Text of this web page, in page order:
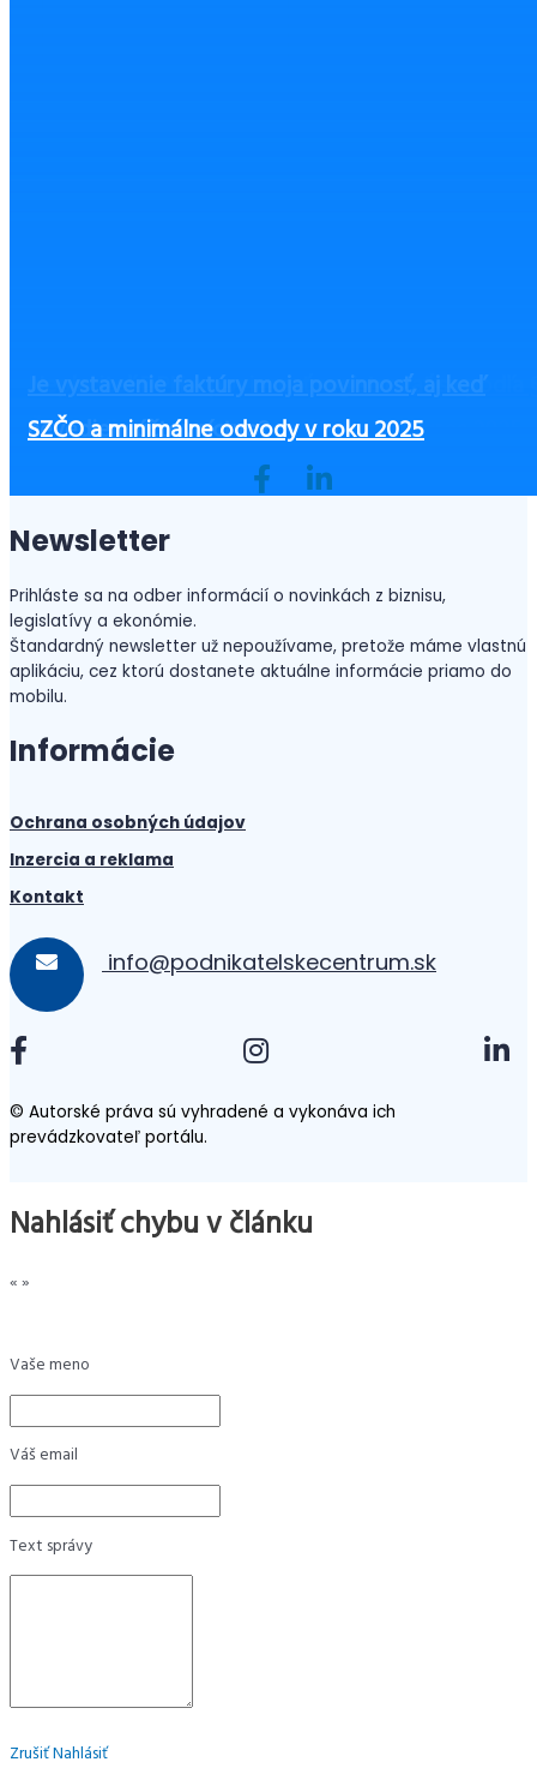
Zamestnávatelia pozor! Sociálna poisťovňa
povinné lehoty na predkladanie ELDZ
Účtovníctvo v Maďarsku – prehľad kľúčových
informácií
Československý daňový a účtovný kongres 2025
Neplatiteľ DPH a povinnosť registrovať sa podľa
a §7a zákona o DPH
Je vystavenie faktúry moja povinnosť, aj keď
nevediem účtovníctvo?
SZČO a minimálne odvody v roku 2025
Newsletter
Prihláste sa na odber informácií o novinkách z biznisu,
legislatívy a ekonómie.
Štandardný newsletter už nepoužívame, pretože máme vlastnú
aplikáciu, cez ktorú dostanete aktuálne informácie priamo do
mobilu.
Informácie
Ochrana osobných údajov
Inzercia a reklama
Kontakt
info@podnikatelskecentrum.sk
© Autorské práva sú vyhradené a vykonáva ich
prevádzkovateľ portálu.
Nahlásiť chybu v článku
«»
Vaše meno
Váš email
Text správy
ZrušiťNahlásiť